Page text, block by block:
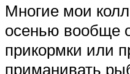
Многие мои
осенью вообще
прикормки или
приманивать